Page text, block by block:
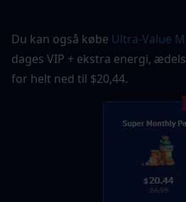
Du kan også købe Ultra-Value
dages VIP + ekstra energi,
for helt ned til $20,44.